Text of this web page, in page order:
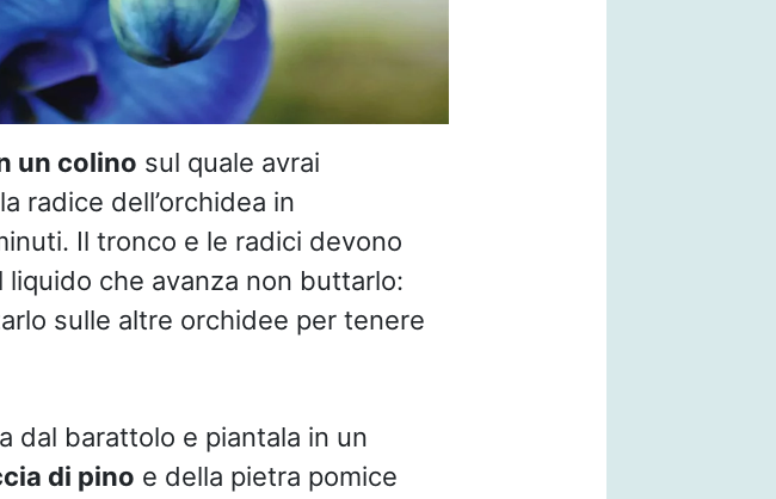
un colino sul quale avrai
radice dell’orchidea in
Il tronco e le radici devono
che avanza non buttarlo:
sulle altre orchidee per tenere
dal barattolo e piantala in un
di pino e della pietra pomice